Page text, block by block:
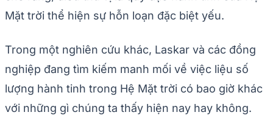
Mặt trời thể hiện sự hỗn loạn đặc biệt yếu.
Trong một nghiên cứu khác, Laskar và các đồng
nghiệp đang tìm kiếm manh mối về việc liệu số
lượng hành tinh trong Hệ Mặt trời có bao giờ khác
với những gì chúng ta thấy hiện nay hay không.